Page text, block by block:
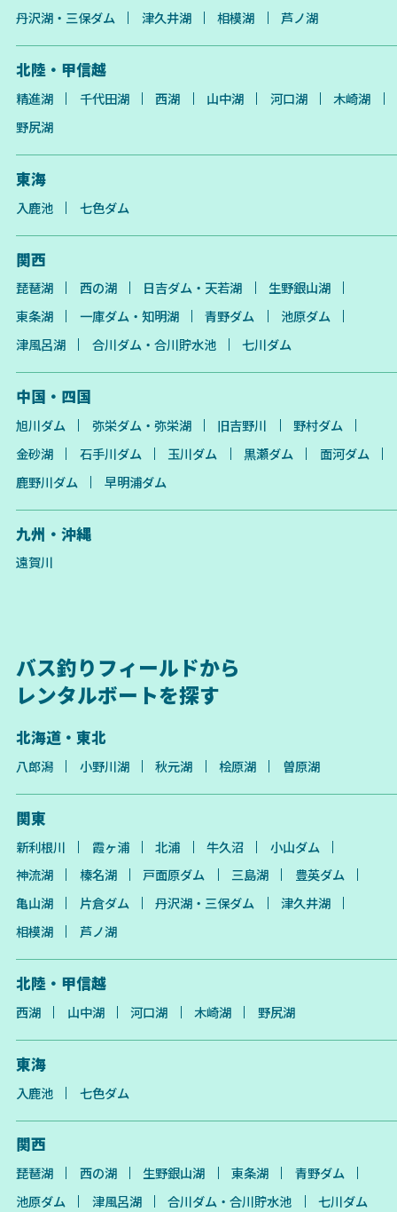
丹沢湖・三保ダム
津久井湖 相模湖 芦ノ湖
北陸・甲信越
精進湖 千代田湖 西湖 山中湖 河口湖
木崎湖
野尻湖
東海
入鹿池 七色ダム
関西
琵琶湖 西の湖 日吉ダム・天若湖
生野銀山湖
東条湖
一庫ダム・知明湖 青野ダム
池原ダム
津風呂湖
合川ダム・合川貯水池 七川ダム
中国・四国
旭川ダム 弥栄ダム・弥栄湖 旧吉野川
野村ダム
金砂湖
石手川ダム 玉川ダム 黒瀬ダム
面河ダム
鹿野川ダム
早明浦ダム
九州・沖縄
遠賀川
バス釣りフィールドから
レンタルボートを探す
北海道・東北
八郎潟 小野川湖 秋元湖 桧原湖 曽原湖
関東
新利根川 霞ヶ浦 北浦 牛久沼
小山ダム
神流湖
榛名湖 戸面原ダム 三島湖
豊英ダム
亀山湖
片倉ダム 丹沢湖・三保ダム
津久井湖
相模湖
芦ノ湖
北陸・甲信越
西湖 山中湖 河口湖 木崎湖 野尻湖
東海
入鹿池 七色ダム
関西
琵琶湖 西の湖 生野銀山湖 東条湖
青野ダム
池原ダム
津風呂湖 合川ダム・合川貯水池 七川ダム